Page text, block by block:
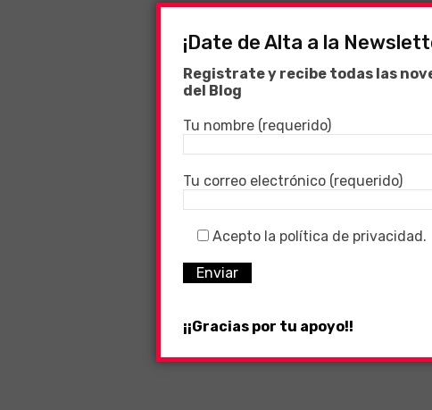
¡Date de Alta a la
Registrate y recibe todas las
del Blog
Tu nombre (requerido)
Tu correo electrónico (requerido)
Acepto la política de privacidad.
¡¡Gracias por tu apoyo!!